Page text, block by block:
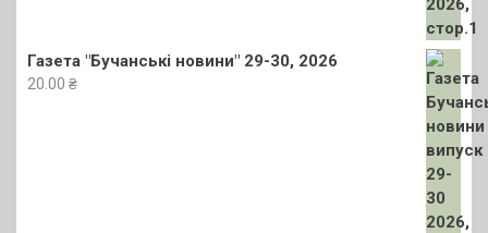
Газета "Бучанські новини" 29-30, 2026
20.00 ₴